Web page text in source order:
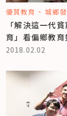
優質教育 城鄉
「解決這一代
育」看偏鄉教
2018.02.02